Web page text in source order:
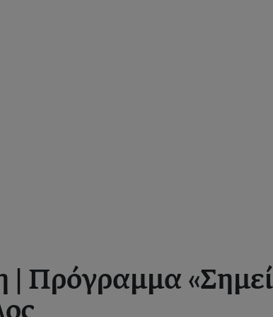
| Πρόγραμμα